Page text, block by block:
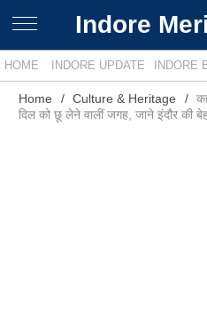
Indore
HOME INDORE UPDATE INDORE
Home Culture & Heritage
दिल को छू लेने वालीं जगह, जाने इंदौर की